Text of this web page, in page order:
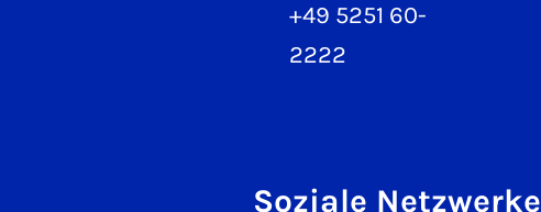
+49 5251 60-
2222
Soziale Netzwerke